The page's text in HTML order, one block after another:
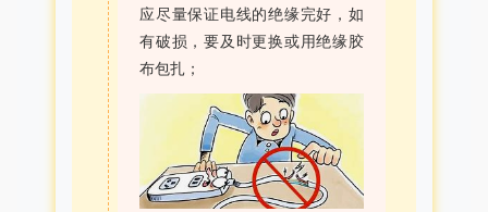
应尽量保证电线的绝缘完好，如
有破损，要及时更换或用绝缘胶
布包扎；